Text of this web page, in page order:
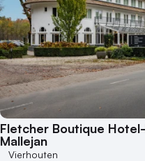
Fletcher Boutique
Mallejan
Vierhouten